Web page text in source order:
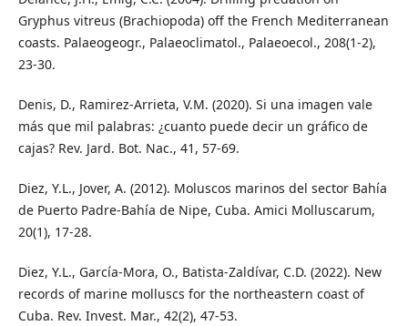
Gryphus vitreus (Brachiopoda) off the French Mediterranean
coasts. Palaeogeogr., Palaeoclimatol., Palaeoecol., 208(1-2),
23-30.
Denis, D., Ramirez-Arrieta, V.M. (2020). Si una imagen vale
más que mil palabras: ¿cuanto puede decir un gráfico de
cajas? Rev. Jard. Bot. Nac., 41, 57-69.
Diez, Y.L., Jover, A. (2012). Moluscos marinos del sector Bahía
de Puerto Padre-Bahía de Nipe, Cuba. Amici Molluscarum,
20(1), 17-28.
Diez, Y.L., García-Mora, O., Batista-Zaldívar, C.D. (2022). New
records of marine molluscs for the northeastern coast of
Cuba. Rev. Invest. Mar., 42(2), 47-53.